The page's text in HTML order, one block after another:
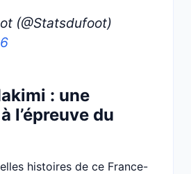
(@Statsdufoot)
: une
l’épreuve du
histoires de ce France-